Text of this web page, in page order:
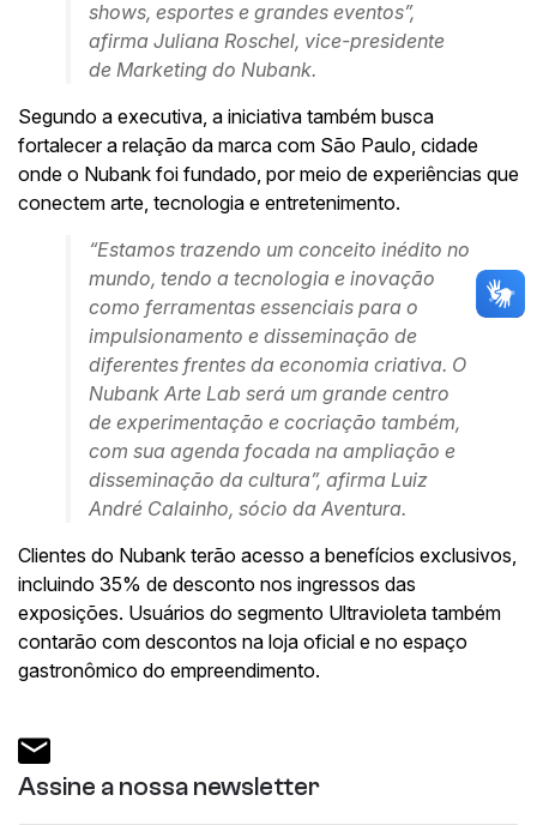
shows, esportes e grandes eventos”,
afirma Juliana Roschel, vice-presidente
de Marketing do Nubank.
Segundo a executiva, a iniciativa também busca
fortalecer a relação da marca com São Paulo, cidade
onde o Nubank foi fundado, por meio de experiências que
conectem arte, tecnologia e entretenimento.
“Estamos trazendo um conceito inédito no
mundo, tendo a tecnologia e inovação
como ferramentas essenciais para o
impulsionamento e disseminação de
diferentes frentes da economia criativa. O
Nubank Arte Lab será um grande centro
de experimentação e cocriação também,
com sua agenda focada na ampliação e
disseminação da cultura”, afirma Luiz
André Calainho, sócio da Aventura.
Clientes do Nubank terão acesso a benefícios exclusivos,
incluindo 35% de desconto nos ingressos das
exposições. Usuários do segmento Ultravioleta também
contarão com descontos na loja oficial e no espaço
gastronômico do empreendimento.
Assine a nossa newsletter